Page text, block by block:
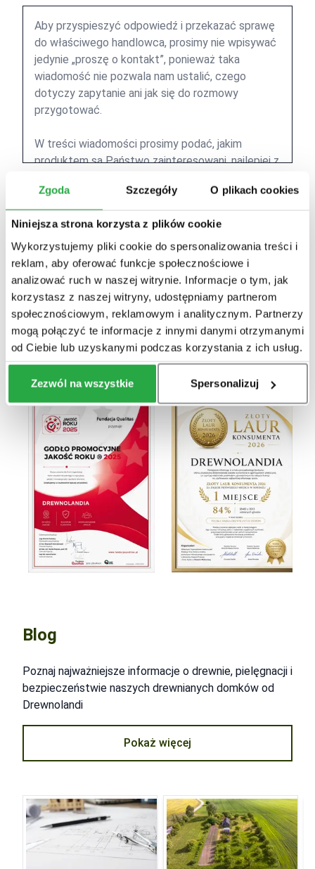
Zgoda Szczegóły O plikach cookies
Niniejsza strona korzysta z plików cookie
Wykorzystujemy pliki cookie do spersonalizowania treści i
reklam, aby oferować funkcje społecznościowe i
analizować ruch w naszej witrynie. Informacje o tym, jak
korzystasz z naszej witryny, udostępniamy partnerom
społecznościowym, reklamowym i analitycznym. Partnerzy
mogą połączyć te informacje z innymi danymi otrzymanymi
od Ciebie lub uzyskanymi podczas korzystania z ich usług.
Zezwól na wszystkie Spersonalizuj
Wyślij wiadomość
Co mówią o nas klienci?
Potwierdzona certyfikatami jakość
Blog
Poznaj najważniejsze informacje o drewnie, pielęgnacji i
bezpieczeństwie naszych drewnianych domków od
Drewnolandi
Pokaż więcej